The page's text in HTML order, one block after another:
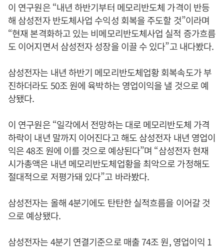
이 연구원은 “내년 하반기부터 메모리반도체 가격이 반등
해 삼성전자 반도체사업 수익성 회복을 주도할 것”이라며
“현재 본격화하고 있는 비메모리반도체사업 실적 증가흐름
도 이어지면서 삼성전자 성장을 이끌 수 있다”고 내다봤다.
삼성전자는 내년 하반기 메모리반도체업황 회복속도가 부
진하더라도 50조 원에 육박하는 영업이익을 낼 것으로 예
상됐다.
이 연구원은 “일각에서 전망하는 대로 메모리반도체 가격
하락이 내년 말까지 이어진다고 해도 삼성전자 내년 영업이
익은 48조 원에 이를 것으로 예상된다”며 “삼성전자 현재
시가총액은 내년 메모리반도체업황을 최악으로 가정해도
절대적으로 저평가돼 있다”고 바라봤다.
삼성전자는 올해 4분기에도 탄탄한 실적흐름을 이어갈 것
으로 예상됐다.
삼성전자는 4분기 연결기준으로 매출 74조 원, 영업이익 1